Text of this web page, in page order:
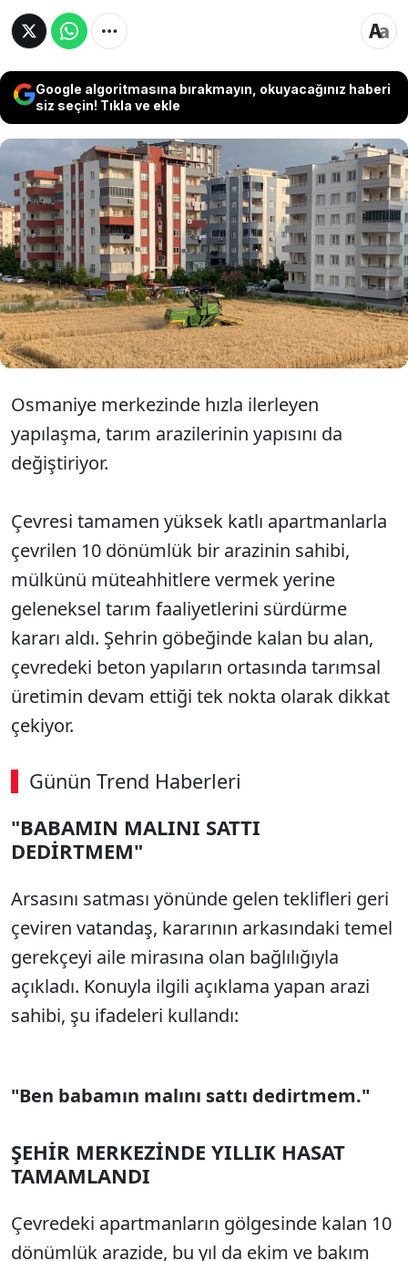
Google algoritmasına bırakmayın, okuyacağınız haberi
siz seçin! Tıkla ve ekle
Osmaniye’de yüksek katlı binaların arasında
kalan 10 dönümlük arazisini satmayan bir
vatandaş, ata mirası toprağı ekmeye devam
ederek bu yılın da hasadını tamamladı.
Osmaniye merkezinde hızla ilerleyen
yapılaşma, tarım arazilerinin yapısını da
değiştiriyor.
Çevresi tamamen yüksek katlı apartmanlarla
çevrilen 10 dönümlük bir arazinin sahibi,
mülkünü müteahhitlere vermek yerine
geleneksel tarım faaliyetlerini sürdürme
kararı aldı. Şehrin göbeğinde kalan bu alan,
çevredeki beton yapıların ortasında tarımsal
üretimin devam ettiği tek nokta olarak dikkat
çekiyor.
Günün Trend Haberleri
"BABAMIN MALINI SATTI
DEDİRTMEM"
Arsasını satması yönünde gelen teklifleri geri
çeviren vatandaş, kararının arkasındaki temel
gerekçeyi aile mirasına olan bağlılığıyla
açıkladı. Konuyla ilgili açıklama yapan arazi
sahibi, şu ifadeleri kullandı:
"Ben babamın malını sattı dedirtmem."
ŞEHİR MERKEZİNDE YILLIK HASAT
TAMAMLANDI
Çevredeki apartmanların gölgesinde kalan 10
dönümlük arazide, bu yıl da ekim ve bakım